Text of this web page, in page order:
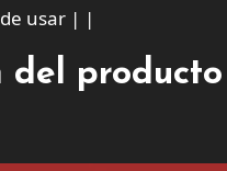
usar | |
del producto